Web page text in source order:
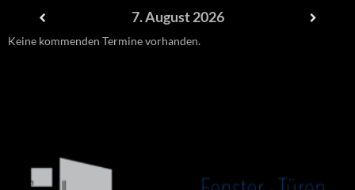
7. August 2026
Keine kommenden Termine vorhanden.